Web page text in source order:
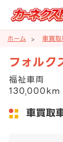
ホーム 車買取
フォルク
福祉車両
130,000km
車買取